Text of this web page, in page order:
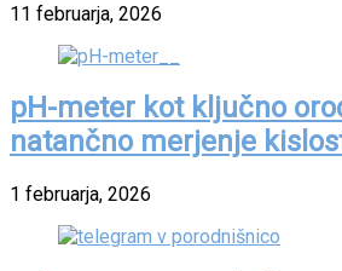
11 februarja, 2026
pH-meter kot ključno
natančno merjenje
1 februarja, 2026